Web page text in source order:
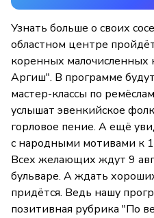
Узнать больше о своих
областном центре
коренных
Аргиш". В программе
мастер-классы по
услышат эвенкийское
горловое пение. А ещё
с народными мотивами к
Всех желающих ждут 9
бульваре. А ждать
придётся. Ведь нашу
позитивная рубрика "По